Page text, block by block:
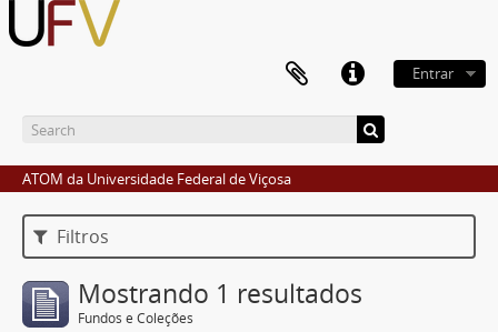
Entrar
ATOM da Universidade Federal de Viçosa
Filtros
Mostrando 1 resultados
Fundos e Coleções